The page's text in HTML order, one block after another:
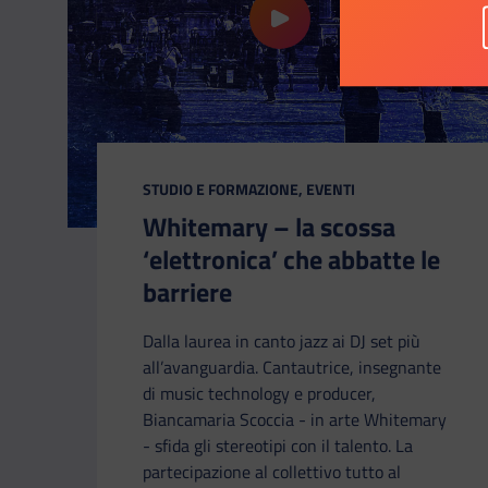
CATEGORIA:
STUDIO E FORMAZIONE, EVENTI
Whitemary – la scossa
‘elettronica’ che abbatte le
barriere
Dalla laurea in canto jazz ai DJ set più
all’avanguardia. Cantautrice, insegnante
di music technology e producer,
Biancamaria Scoccia - in arte Whitemary
- sfida gli stereotipi con il talento. La
partecipazione al collettivo tutto al